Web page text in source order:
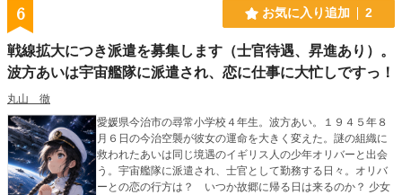
6 お気に入り追加 2
戦線拡大につき派遣を募集します（士官待遇、昇進あり）。
波方あいは宇宙艦隊に派遣され、恋に仕事に大忙しですっ！
丸山 徹
愛媛県今治市の尋常小学校４年生。波方あい。１９４５年８
月６日の今治空襲が彼女の運命を大きく変えた。謎の組織に
救われたあいは同じ境遇のイギリス人の少年オリバーと出会
う。宇宙艦隊に派遣され、士官として勤務する日々。オリバ
ーとの恋の行方は？ いつか故郷に帰る日は来るのか？ 少女